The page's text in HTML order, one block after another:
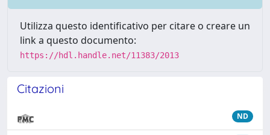
Utilizza questo identificativo per citare o creare un
link a questo documento:
https://hdl.handle.net/11383/2013
Citazioni
ND